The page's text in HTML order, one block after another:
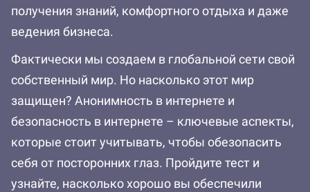
получения знаний, комфортного отдыха и даже
ведения бизнеса.
Фактически мы создаем в глобальной сети свой
собственный мир. Но насколько этот мир
защищен? Анонимность в интернете и
безопасность в интернете – ключевые аспекты,
которые стоит учитывать, чтобы обезопасить
себя от посторонних глаз. Пройдите тест и
узнайте, насколько хорошо вы обеспечили